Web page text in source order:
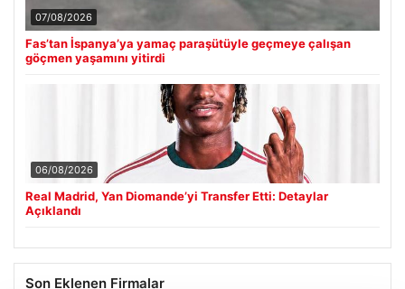
07/08/2026
Fas’tan İspanya’ya yamaç paraşütüyle geçmeye çalışan
göçmen yaşamını yitirdi
06/08/2026
Real Madrid, Yan Diomande’yi Transfer Etti: Detaylar
Açıklandı
Son Eklenen Firmalar